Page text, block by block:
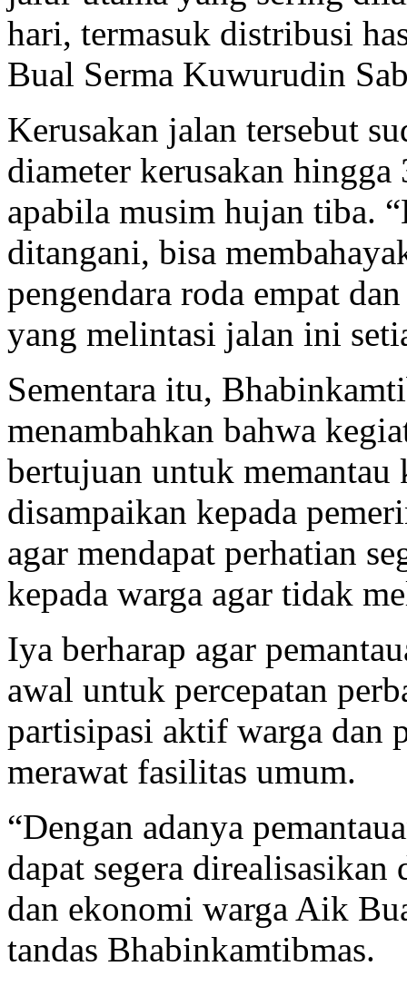
hari, termasuk distribusi
Bual Serma Kuwurudin
Kerusakan jalan tersebut
diameter kerusakan hingga
apabila musim hujan tiba.
ditangani, bisa
pengendara roda empat
yang melintasi jalan ini
Sementara itu,
menambahkan bahwa
bertujuan untuk
disampaikan kepada
agar mendapat perhatian
kepada warga agar tidak
Iya berharap agar
awal untuk percepatan
partisipasi aktif warga dan
merawat fasilitas umum.
“Dengan adanya
dapat segera
dan ekonomi warga Aik
tandas Bhabinkamtibmas.